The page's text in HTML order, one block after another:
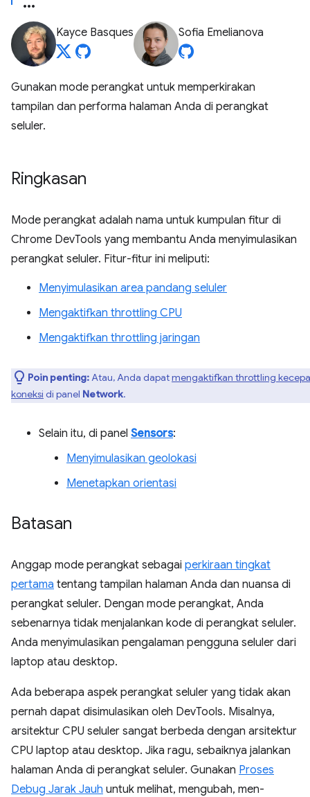
Kayce Basques Sofia Emelianova
Gunakan mode perangkat untuk memperkirakan
tampilan dan performa halaman Anda di perangkat
seluler.
Ringkasan
Mode perangkat adalah nama untuk kumpulan fitur di
Chrome DevTools yang membantu Anda menyimulasikan
perangkat seluler. Fitur-fitur ini meliputi:
Menyimulasikan area pandang seluler
Mengaktifkan throttling CPU
Mengaktifkan throttling jaringan
Poin penting:Atau, Anda dapatmengaktifkan throttling
koneksi di panel Network.
Selain itu, di panel Sensors:
Menyimulasikan geolokasi
Menetapkan orientasi
Batasan
Anggap mode perangkat sebagai perkiraan tingkat
pertama tentang tampilan halaman Anda dan nuansa di
perangkat seluler. Dengan mode perangkat, Anda
sebenarnya tidak menjalankan kode di perangkat seluler.
Anda menyimulasikan pengalaman pengguna seluler dari
laptop atau desktop.
Ada beberapa aspek perangkat seluler yang tidak akan
pernah dapat disimulasikan oleh DevTools. Misalnya,
arsitektur CPU seluler sangat berbeda dengan arsitektur
CPU laptop atau desktop. Jika ragu, sebaiknya jalankan
halaman Anda di perangkat seluler. Gunakan Proses
Debug Jarak Jauh untuk melihat, mengubah, men-